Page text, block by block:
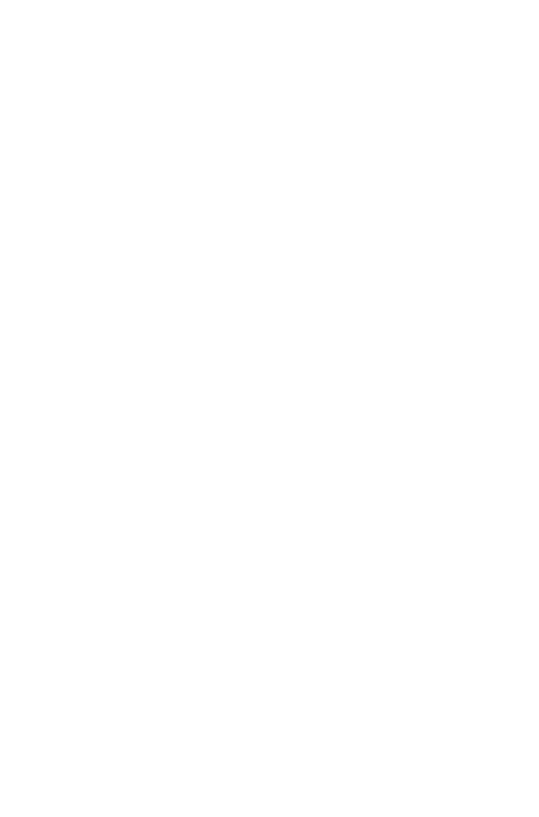
了承ください。
き作成されるも
をご了承くださ
御機器販売店・
ようお願いしま
社の共同利用者
」に記載されて
ず変更すること
下、フタル酸ジブチ
はありません。
年1月12日よ
ない年数を意
要な手段を講じ
これらの製造装
、取り引きをい
ムロン制御